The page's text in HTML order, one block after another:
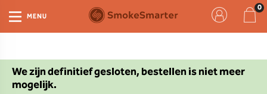
We zijn definitief gesloten, bestellen is niet meer
mogelijk.
MENU